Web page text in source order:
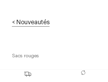
<Nouveautés
Sacs rouges